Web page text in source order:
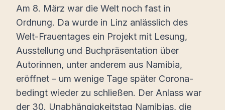
Am 8. März war die Welt noch fast in
Ordnung. Da wurde in Linz anlässlich des
Welt-Frauentages ein Projekt mit Lesung,
Ausstellung und Buchpräsentation über
Autorinnen, unter anderem aus Namibia,
eröffnet – um wenige Tage später Corona-
bedingt wieder zu schließen. Der Anlass war
der 30. Unabhängigkeitstag Namibias, die